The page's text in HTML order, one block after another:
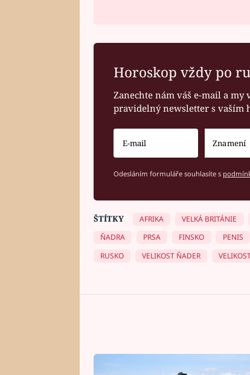
Horoskop vždy po
Zanechte nám váš e-mail a my
pravidelný newsletter s vaším
Odesláním formuláře souhlasíte s
ŠTÍTKY AFRIKA VELKÁ BRITÁNIE
ŇADRA
PRSA FINSKO PENIS
RUSKO
VELIKOST ŇADER